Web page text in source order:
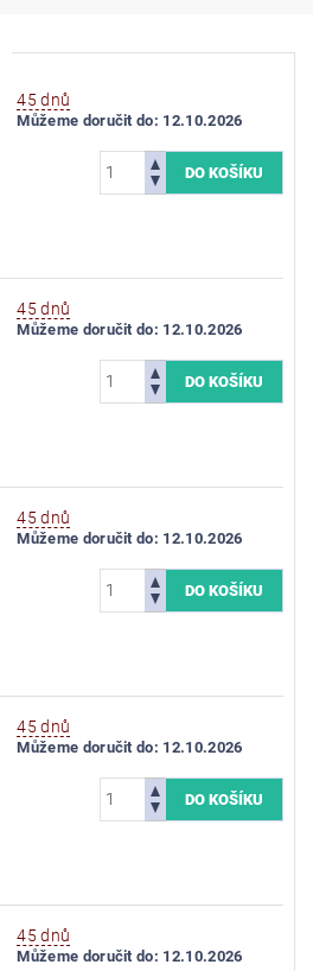
45 dnů
Můžeme doručit do: 12.10.2026
45 dnů
Můžeme doručit do: 12.10.2026
45 dnů
Můžeme doručit do: 12.10.2026
45 dnů
Můžeme doručit do: 12.10.2026
45 dnů
Můžeme doručit do: 12.10.2026